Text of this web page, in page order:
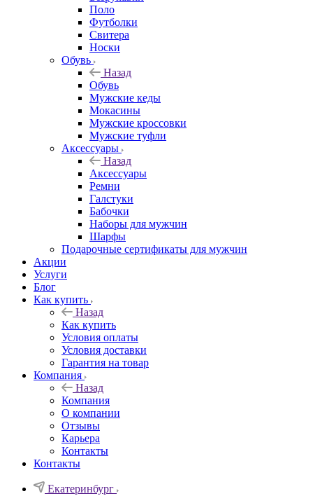
Поло
Футболки
Свитера
Носки
Обувь
Назад
Обувь
Мужские кеды
Мокасины
Мужские кроссовки
Мужские туфли
Аксессуары
Назад
Аксессуары
Ремни
Галстуки
Бабочки
Наборы для мужчин
Шарфы
Подарочные сертификаты для мужчин
Акции
Услуги
Блог
Как купить
Назад
Как купить
Условия оплаты
Условия доставки
Гарантия на товар
Компания
Назад
Компания
О компании
Отзывы
Карьера
Контакты
Контакты
Екатеринбург